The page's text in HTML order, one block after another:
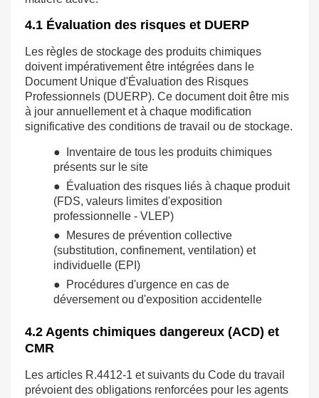
4.1 Évaluation des risques et DUERP
Les règles de stockage des produits chimiques
doivent impérativement être intégrées dans le
Document Unique d'Évaluation des Risques
Professionnels (DUERP). Ce document doit être mis
à jour annuellement et à chaque modification
significative des conditions de travail ou de stockage.
● Inventaire de tous les produits chimiques
présents sur le site
● Évaluation des risques liés à chaque produit
(FDS, valeurs limites d'exposition
professionnelle - VLEP)
● Mesures de prévention collective
(substitution, confinement, ventilation) et
individuelle (EPI)
● Procédures d'urgence en cas de
déversement ou d'exposition accidentelle
4.2 Agents chimiques dangereux (ACD) et
CMR
Les articles R.4412-1 et suivants du Code du travail
prévoient des obligations renforcées pour les agents